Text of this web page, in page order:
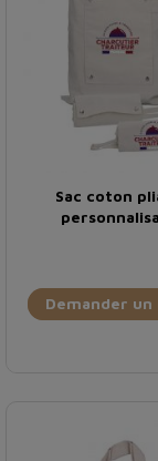
Sac coton
Demander un